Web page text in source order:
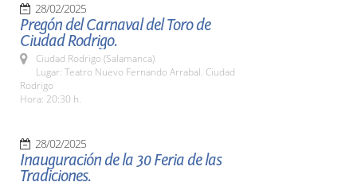
28/02/2025
Pregón del Carnaval del Toro de
Ciudad Rodrigo.
Ciudad Rodrigo (Salamanca)
Lugar: Teatro Nuevo Fernando Arrabal. Ciudad
Rodrigo
Hora: 20:30 h.
28/02/2025
Inauguración de la 30 Feria de las
Tradiciones.